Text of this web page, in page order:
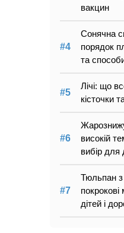
вакцин
Сонячна
порядок
та
Лічі: що
кісточки
високій
вибір для
Тюльпан з
дітей і